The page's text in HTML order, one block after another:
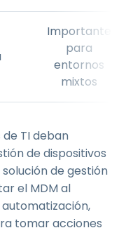
Importante
para
entornos
mixtos
de TI deban
de dispositivos
de gestión
el MDM al
tomar acciones